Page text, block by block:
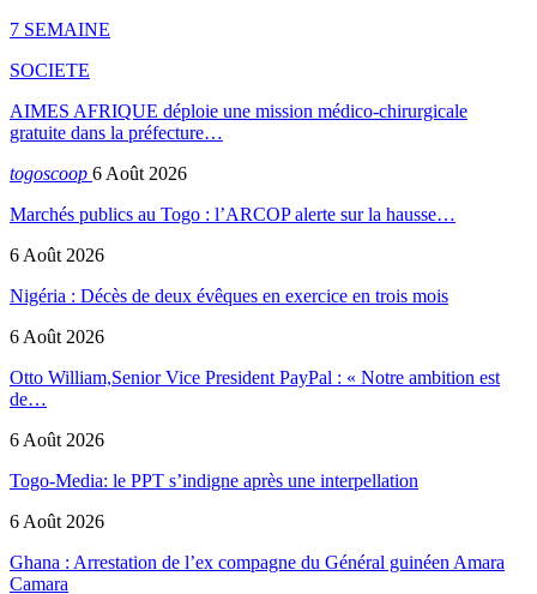
7 SEMAINE
SOCIETE
AIMES AFRIQUE déploie une mission médico-chirurgicale
gratuite dans la préfecture…
togoscoop 6 Août 2026
Marchés publics au Togo : l’ARCOP alerte sur la hausse…
6 Août 2026
Nigéria : Décès de deux évêques en exercice en trois mois
6 Août 2026
Otto William,Senior Vice President PayPal : « Notre ambition est
de…
6 Août 2026
Togo-Media: le PPT s’indigne après une interpellation
6 Août 2026
Ghana : Arrestation de l’ex compagne du Général guinéen Amara
Camara